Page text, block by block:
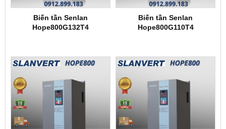
Biến tần Senlan
Hope800G132T4
Biến tần Senlan
Hope800G110T4